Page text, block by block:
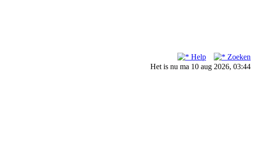
Help
Zoeken
Het is nu ma 10 aug 2026, 03:44